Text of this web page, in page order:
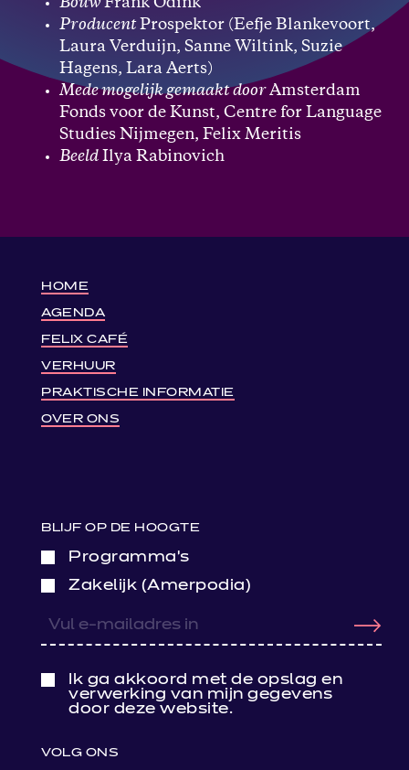
BouwFrank Odink
ProducentProspektor (Eefje Blankevoort,
Laura Verduijn, Sanne Wiltink, Suzie
Hagens, Lara Aerts)
Mede mogelijk gemaakt doorAmsterdam
Fonds voor de Kunst, Centre for Language
Studies Nijmegen, Felix Meritis
Beeld Ilya Rabinovich
HOME
AGENDA
FELIX CAFÉ
VERHUUR
PRAKTISCHE INFORMATIE
OVER ONS
BLIJF OP DE HOOGTE
Programma’s
Zakelijk (Amerpodia)
Ik ga akkoord met de opslag en
verwerking van mijn gegevens
door deze website.
VOLG ONS